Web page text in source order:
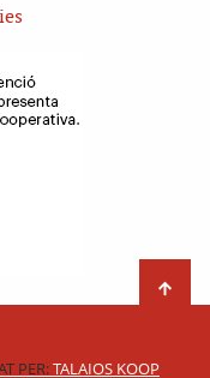
PER:TALAIOS KOOP